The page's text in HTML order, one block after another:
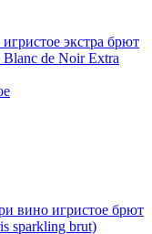
экстра брют
Blanc de Noir Extra